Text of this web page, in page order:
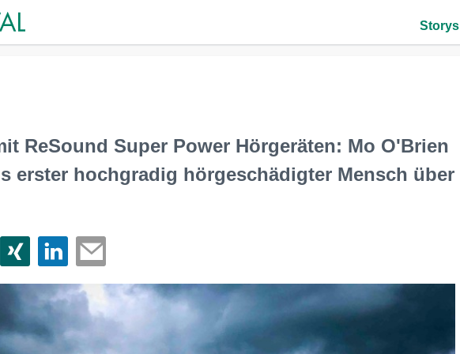
Storys
ReSound Super Power Hörgeräten: Mo O'Brien
erster hochgradig hörgeschädigter Mensch über